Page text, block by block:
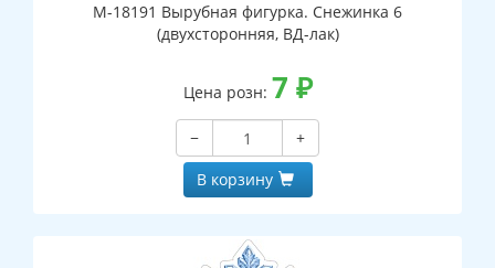
М-18191 Вырубная фигурка. Снежинка 6
(двухсторонняя, ВД-лак)
Цена розн: 7 ₽
−
+
В корзину